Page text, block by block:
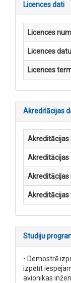
Licences dati
Licences
Licences
Licences
Akreditācijas
Akreditācijas
Akreditācijas
Akreditācijas
Akreditācijas
Studiju
• Demostrē
izpētīt
avionikas